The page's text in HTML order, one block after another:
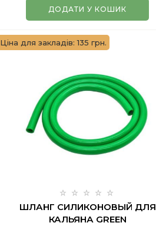
ДОДАТИ У КОШИК
Ціна для закладів: 135 грн.
ШЛАНГ СИЛИКОНОВЫЙ ДЛЯ
КАЛЬЯНА GREEN